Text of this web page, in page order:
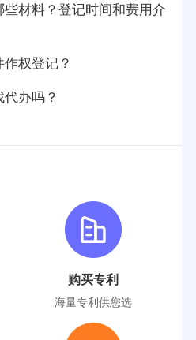
材料？登记时间和费用介
权登记？
办吗？
购买专利
海量专利供您选